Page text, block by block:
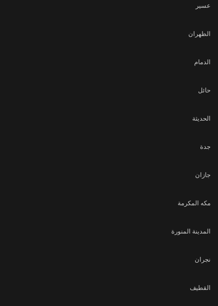
عسير
الظهران
الدمام
حائل
الحديثة
جدة
جازان
مكه المكرمة
المدينة المنورة
نجران
القطيف